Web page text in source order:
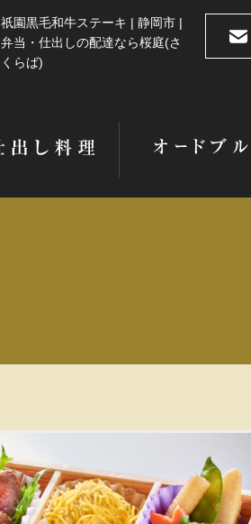
祇園黒毛和牛ステーキ | 静岡市 |
弁当・仕出しの配達なら桜庭(さ
くらば)